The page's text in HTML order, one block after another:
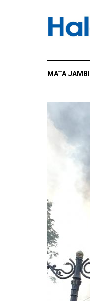
MATA JAMBI